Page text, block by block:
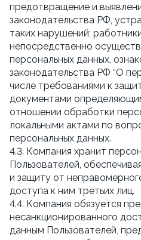
предотвращение и
законодательства РФ,
таких нарушений;
непосредственно
персональных данных,
законодательства РФ “О
числе требованиями к
документами
отношении обработки
локальными актами по
персональных данных.
4.3. Компания хранит
Пользователей,
и защиту от
доступа к ним третьих лиц.
4.4. Компания обязуется
несанкционированного
данным Пользователей,